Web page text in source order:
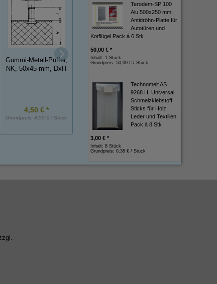
Gummi-Metall-Puffer,
NK, 50x45 mm, DxH
4,50 € *
Grundpreis: 4,50 € / Stück
Gummikappe
2,80 € / Stück Grundpreis:
Terodem-SP 100
Alu 500x250 mm,
Antidröhn-Platte für
Autotüren und
Kotflügel Pack á 6 Stk
50,00 € *
Inhalt: 1 Stück
Grundpreis: 50,00 € / Stück
Technomelt AS
9268 H, Universal
Schmelzklebstoff
Sticks für Holz,
Leder und Textilien
Pack á 8 Stk
3,00 € *
Inhalt: 8 Stück
Grundpreis: 0,38 € / Stück